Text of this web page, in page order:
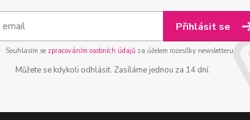
Přihlásit se
Souhlasím se zpracováním osobních údajůza účelem rozesílky newsletteru.
Můžete se kdykoli odhlásit. Zasíláme jednou za 14 dní.